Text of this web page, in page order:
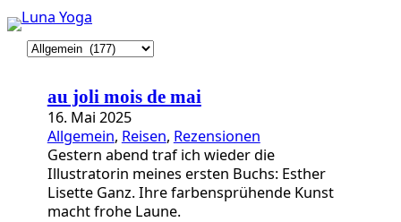
K
au joli mois de mai
16. Mai 2025
Allgemein, Reisen, Rezensionen
Gestern abend traf ich wieder die
Illustratorin meines ersten Buchs: Esther
Lisette Ganz. Ihre farbensprühende Kunst
macht frohe Laune.